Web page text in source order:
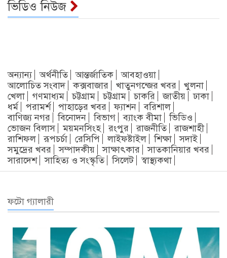
ভিডিও নিউজ
অন্যান্য অর্থনীতি আন্তর্জাতিক
আবহাওয়া
আলোচিত সংবাদ
কক্সবাজার খাতুনগন্জের খবর
খুলনা
খেলা
গণমাধ্যম চট্টগ্রাম চট্টগ্রাম চাকরি জাতীয়
ঢাকা
ধর্ম
পরামর্শ পাহাড়ের খবর ফ্যাশন
বরিশাল
বাণিজ্য নগর
বিনোদন বিভাগ ব্যাংক বীমা
ভিডিও
ভোজন বিলাস
ময়মনসিংহ রংপুর রাজনীতি
রাজশাহী
রাশিফল
রূপচর্চা রেসিপি লাইফষ্টাইল শিক্ষা
সদাই
সমুদ্রের খবর
সম্পাদকীয় সাক্ষাৎকার
সাতকানিয়ার খবর
সারাদেশ
সাহিত্য ও সংস্কৃতি সিলেট স্বাস্থ্যকথা
ফটো গ্যালারী